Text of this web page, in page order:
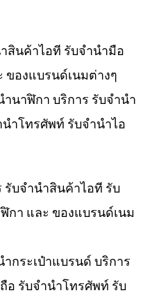
สินค้าไอที รับจำนำมือ
ของแบรนด์เนมต่างๆ
นาฬิกา บริการ รับจำนำ
ำโทรศัพท์ รับจำนำไอ
รับจำนำสินค้าไอที รับ
กา และ ของแบรนด์เนม
กระเป๋าแบรนด์ บริการ
อ รับจำนำโทรศัพท์ รับ